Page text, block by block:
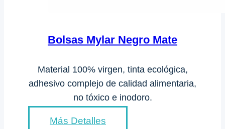
Bolsas Mylar Negro Mate
Material 100% virgen, tinta ecológica,
adhesivo complejo de calidad alimentaria,
no tóxico e inodoro.
Más Detalles